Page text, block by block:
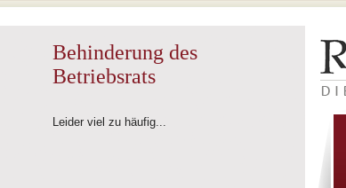
Behinderung des
Betriebsrats
Leider viel zu häufig...